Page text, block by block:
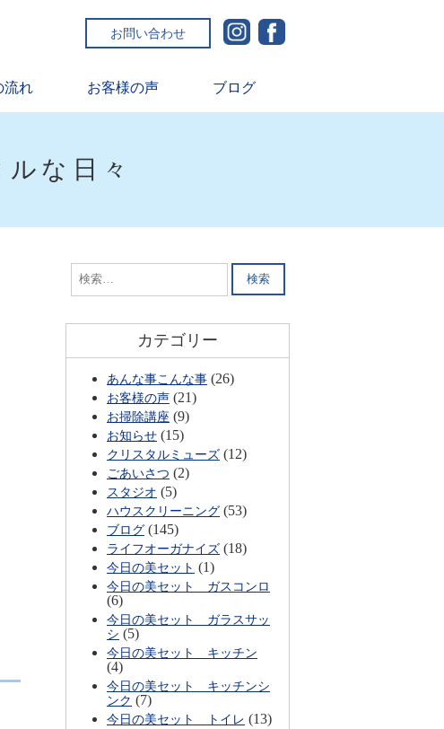
お問い合わせ
流れ お客様の声 ブログ
な日々
検
索:
カテゴリー
あんな事こんな事 (26)
お客様の声 (21)
お掃除講座 (9)
お知らせ (15)
クリスタルミューズ (12)
ごあいさつ (2)
スタジオ (5)
ハウスクリーニング (53)
ブログ (145)
ライフオーガナイズ (18)
今日の美セット (1)
今日の美セット ガスコンロ
(6)
今日の美セット ガラスサッ
シ (5)
今日の美セット キッチン
(4)
今日の美セット キッチンシ
ンク (7)
今日の美セット トイレ (13)